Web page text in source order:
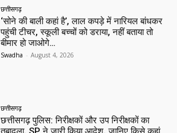
छत्तीसगढ़
‘सोने की बाली कहां है’, लाल कपड़े में नारियल बांधकर
पहुंची टीचर, स्कूली बच्चों को डराया, नहीं बताया तो
बीमार हो जाओगे…
Swadha - August 4, 2026
छत्तीसगढ़
छत्तीसगढ़ पुलिस: निरीक्षकों और उप निरीक्षकों का